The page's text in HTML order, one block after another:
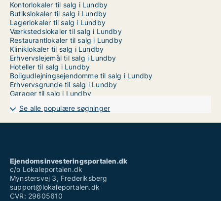
Kontorlokaler til salg i Lundby
Butikslokaler til salg i Lundby
Lagerlokaler til salg i Lundby
Værkstedslokaler til salg i Lundby
Restaurantlokaler til salg i Lundby
Kliniklokaler til salg i Lundby
Erhvervslejemål til salg i Lundby
Hoteller til salg i Lundby
Boligudlejningsejendomme til salg i Lundby
Erhvervsgrunde til salg i Lundby
Garager til salg i Lundby
Se alle populære søgninger
Ejendomsinvesteringsportalen.dk
c/o Lokaleportalen.dk
Mynstersvej 3, Frederiksberg
support@lokaleportalen.dk
CVR: 29605610